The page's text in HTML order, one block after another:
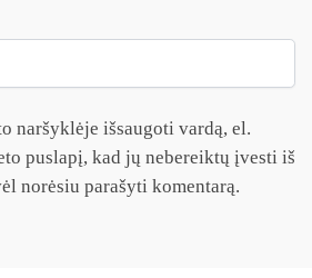
naršyklėje išsaugoti vardą, el.
puslapį, kad jų nebereiktų įvesti iš
norėsiu parašyti komentarą.